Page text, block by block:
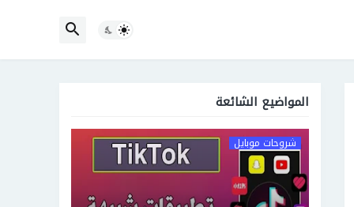
المواضيع الشائعة
شروحات موبايل